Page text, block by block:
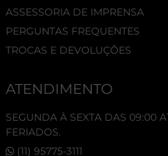
ASSESSORIA DE IMPRENSA
PERGUNTAS FREQUENTES
TROCAS E DEVOLUÇÕES
ATENDIMENTO
SEGUNDA À SEXTA DAS 09:00
FERIADOS.
(11) 95775-3111